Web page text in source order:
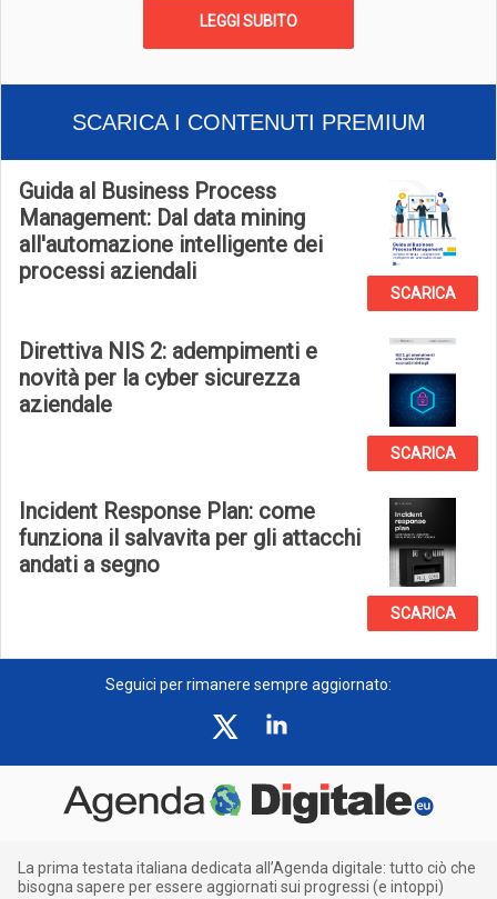
LEGGI SUBITO
SCARICA I CONTENUTI PREMIUM
Guida al Business Process
Management: Dal data mining
all'automazione intelligente dei
processi aziendali
SCARICA
Direttiva NIS 2: adempimenti e
novità per la cyber sicurezza
aziendale
SCARICA
Incident Response Plan: come
funziona il salvavita per gli attacchi
andati a segno
SCARICA
Seguici per rimanere sempre aggiornato:
La prima testata italiana dedicata all’Agenda digitale: tutto ciò che
bisogna sapere per essere aggiornati sui progressi (e intoppi)